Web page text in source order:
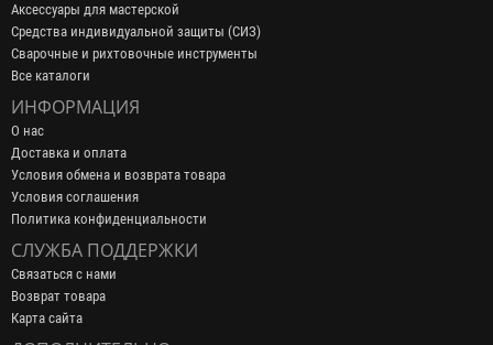
Аксессуары для мастерской
Средства индивидуальной защиты (СИЗ)
Сварочные и рихтовочные инструменты
Все каталоги
ИНФОРМАЦИЯ
О нас
Доставка и оплата
Условия обмена и возврата товара
Условия соглашения
Политика конфиденциальности
СЛУЖБА ПОДДЕРЖКИ
Связаться с нами
Возврат товара
Карта сайта